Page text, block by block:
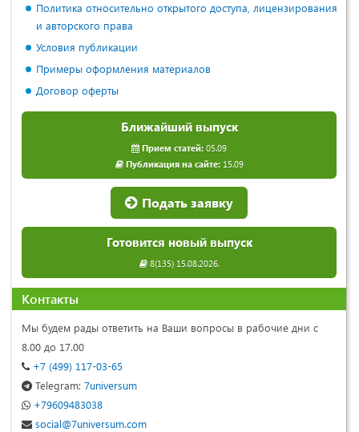
Политика относительно открытого доступа, лицензирования
и авторского права
Условия публикации
Примеры оформления материалов
Договор оферты
Ближайший выпуск
Прием статей: 05.09
Публикация на сайте:15.09
Подать заявку
Готовится новый выпуск
8(135) 15.08.2026.
Контакты
Мы будем рады ответить на Ваши вопросы в рабочие дни с
8.00 до 17.00
+7 (499) 117-03-65
Telegram: 7universum
+79609483038
social@7universum.com